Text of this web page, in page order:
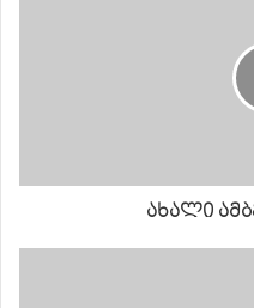
ახალი